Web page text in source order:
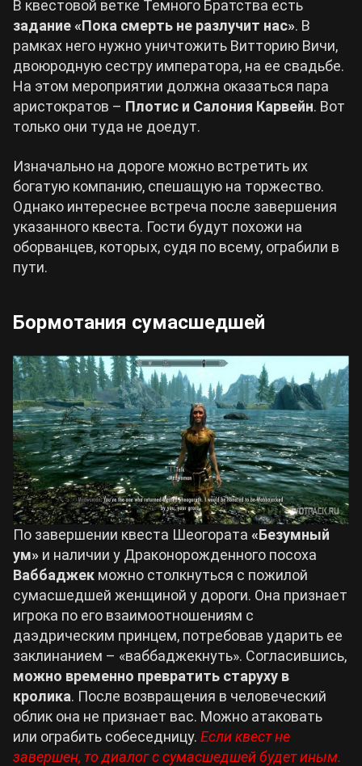
В квестовой ветке Темного Братства есть
задание «Пока смерть не разлучит нас». В
рамках него нужно уничтожить Витторию Вичи,
двоюродную сестру императора, на ее свадьбе.
На этом мероприятии должна оказаться пара
аристократов – Плотис и Салония Карвейн. Вот
только они туда не доедут.
Изначально на дороге можно встретить их
богатую компанию, спешащую на торжество.
Однако интереснее встреча после завершения
указанного квеста. Гости будут похожи на
оборванцев, которых, судя по всему, ограбили в
пути.
Бормотания сумасшедшей
По завершении квеста Шеогората «Безумный
ум» и наличии у Драконорожденного посоха
Ваббаджек можно столкнуться с пожилой
сумасшедшей женщиной у дороги. Она признает
игрока по его взаимоотношениям с
даэдрическим принцем, потребовав ударить ее
заклинанием – «ваббаджекнуть». Согласившись,
можно временно превратить старуху в
кролика. После возвращения в человеческий
облик она не признает вас. Можно атаковать
или ограбить собеседницу. Если квест не
завершен, то диалог с сумасшедшей будет иным.